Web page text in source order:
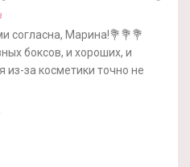
согласна, Марина!💐💐💐
боксов, и хороших, и
из-за косметики точно не